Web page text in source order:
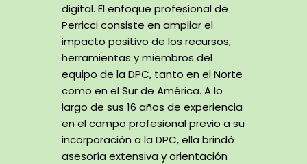
digital. El enfoque profesional de
Perricci consiste en ampliar el
impacto positivo de los recursos,
herramientas y miembros del
equipo de la DPC, tanto en el Norte
como en el Sur de América. A lo
largo de sus 16 años de experiencia
en el campo profesional previo a su
incorporación a la DPC, ella brindó
asesoría extensiva y orientación